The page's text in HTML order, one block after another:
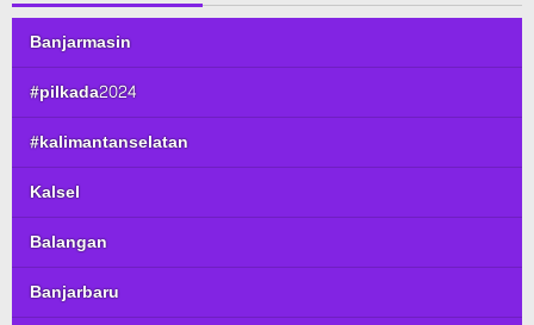
Banjarmasin
#pilkada2024
#kalimantanselatan
Kalsel
Balangan
Banjarbaru